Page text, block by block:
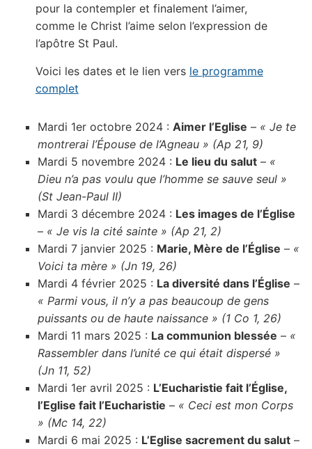
pour la contempler et finalement l’aimer,
comme le Christ l’aime selon l’expression de
l’apôtre St Paul.
Voici les dates et le lien vers le programme
complet
Mardi 1er octobre 2024 : Aimer l’Eglise – « Je te
montrerai l’Épouse de l’Agneau » (Ap 21, 9)
Mardi 5 novembre 2024 : Le lieu du salut– «
Dieu n’a pas voulu que l’homme se sauve seul »
(St Jean-Paul II)
Mardi 3 décembre 2024 : Les images de l’Église
– « Je vis la cité sainte » (Ap 21, 2)
Mardi 7 janvier 2025 : Marie, Mère de l’Église – «
Voici ta mère » (Jn 19, 26)
Mardi 4 février 2025 : La diversité dans l’Église –
« Parmi vous, il n’y a pas beaucoup de gens
puissants ou de haute naissance » (1 Co 1, 26)
Mardi 11 mars 2025 : La communion blessée – «
Rassembler dans l’unité ce qui était dispersé »
(Jn 11, 52)
Mardi 1er avril 2025 : L’Eucharistie fait l’Église,
l’Eglise fait l’Eucharistie – « Ceci est mon Corps
» (Mc 14, 22)
Mardi 6 mai 2025 : L’Eglise sacrement du salut–